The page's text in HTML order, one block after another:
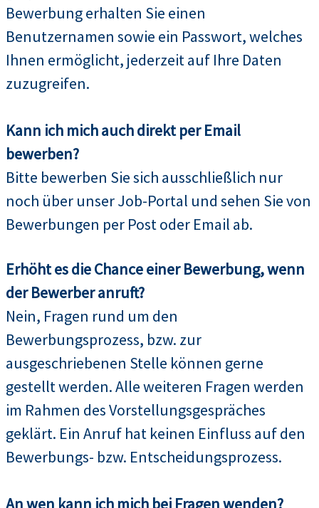
Bewerbung erhalten Sie einen
Benutzernamen sowie ein Passwort, welches
Ihnen ermöglicht, jederzeit auf Ihre Daten
zuzugreifen.
Kann ich mich auch direkt per Email
bewerben?
Bitte bewerben Sie sich ausschließlich nur
noch über unser Job-Portal und sehen Sie von
Bewerbungen per Post oder Email ab.
Erhöht es die Chance einer Bewerbung, wenn
der Bewerber anruft?
Nein, Fragen rund um den
Bewerbungsprozess, bzw. zur
ausgeschriebenen Stelle können gerne
gestellt werden. Alle weiteren Fragen werden
im Rahmen des Vorstellungsgespräches
geklärt. Ein Anruf hat keinen Einfluss auf den
Bewerbungs- bzw. Entscheidungsprozess.
An wen kann ich mich bei Fragen wenden?